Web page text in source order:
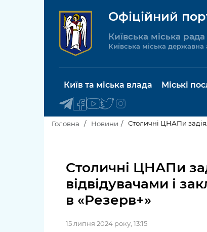
Офіційний
Київська міська рада
Київська міська державна
Київ та міська влада
Київська міська рада
Про Київ
Міські
Головна Новини Столичні ЦНАПи
Столичні ЦНАПи
відвідувачами і
в «Резерв+»
15 липня 2024 року, 13:15